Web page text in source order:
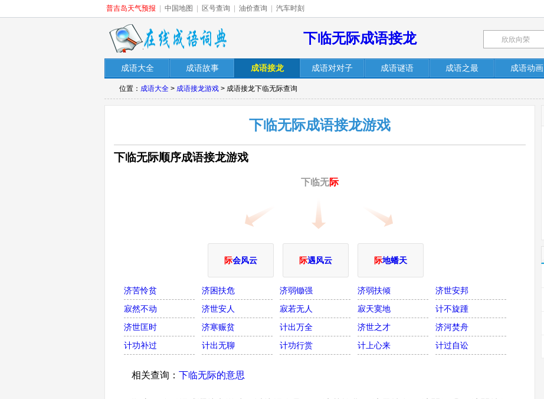
普吉岛天气预报 中国地图 区号查询 油价查询 汽车时刻
下临无际成语接龙
成语大全 成语故事 成语接龙 成语对对子 成语谜语 成语之最 成语动画
位置： 成语大全 > 成语接龙游戏 > 成语接龙下临无际查询
下临无际成语接龙游戏
下临无际顺序成语接龙游戏
下临无际
际会风云 际遇风云 际地蟠天
济苦怜贫 济困扶危 济弱锄强 济弱扶倾
济世安邦
寂然不动
济世安人 寂若无人 寂天寞地
计不旋踵
济世匡时
济寒赈贫 计出万全 济世之才
济河焚舟
计功补过
计出无聊 计功行赏 计上心来 计过自讼
相关查询： 下临无际的意思